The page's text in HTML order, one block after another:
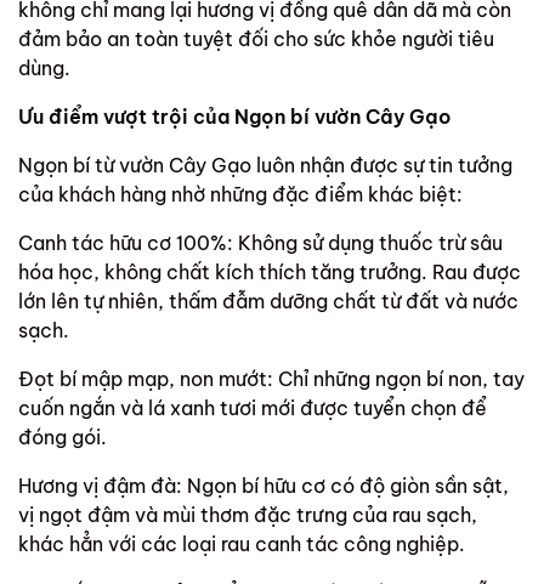
không chỉ mang lại hương vị đồng quê dân dã mà còn
đảm bảo an toàn tuyệt đối cho sức khỏe người tiêu
dùng.
Ưu điểm vượt trội của Ngọn bí vườn Cây Gạo
Ngọn bí từ vườn Cây Gạo luôn nhận được sự tin tưởng
của khách hàng nhờ những đặc điểm khác biệt:
Canh tác hữu cơ 100%: Không sử dụng thuốc trừ sâu
hóa học, không chất kích thích tăng trưởng. Rau được
lớn lên tự nhiên, thấm đẫm dưỡng chất từ đất và nước
sạch.
Đọt bí mập mạp, non mướt: Chỉ những ngọn bí non, tay
cuốn ngắn và lá xanh tươi mới được tuyển chọn để
đóng gói.
Hương vị đậm đà: Ngọn bí hữu cơ có độ giòn sần sật,
vị ngọt đậm và mùi thơm đặc trưng của rau sạch,
khác hẳn với các loại rau canh tác công nghiệp.